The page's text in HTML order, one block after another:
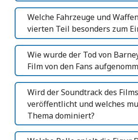
Welche Fahrzeuge und
vierten Teil besonders zum
Wie wurde der Tod von
Film von den Fans
Wird der Soundtrack des
veröffentlicht und welches
Thema dominiert?